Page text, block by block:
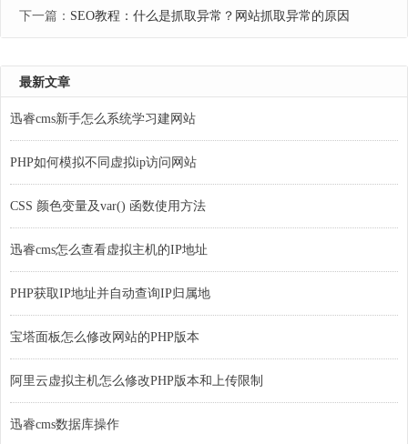
下一篇： SEO教程：什么是抓取异常？网站抓取异常的原因
最新文章
迅睿cms新手怎么系统学习建网站
PHP如何模拟不同虚拟ip访问网站
CSS 颜色变量及var() 函数使用方法
迅睿cms怎么查看虚拟主机的IP地址
PHP获取IP地址并自动查询IP归属地
宝塔面板怎么修改网站的PHP版本
阿里云虚拟主机怎么修改PHP版本和上传限制
迅睿cms数据库操作